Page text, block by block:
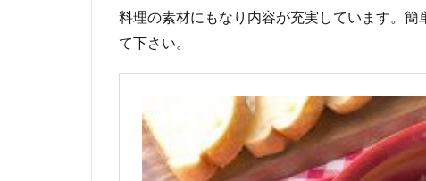
料理の素材にもなり内容が充実しています。
て下さい。